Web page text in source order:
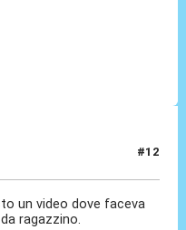
#12
un video dove faceva
ragazzino.